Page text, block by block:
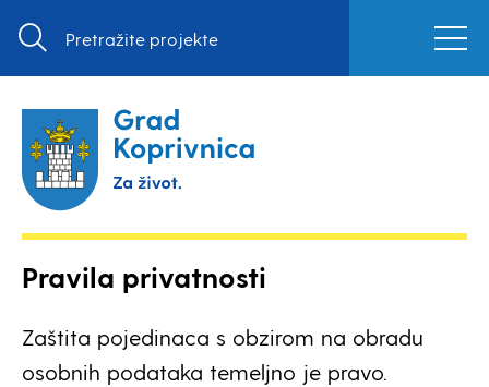
Pravila privatnosti
Zaštita pojedinaca s obzirom na obradu
osobnih podataka temeljno je pravo.